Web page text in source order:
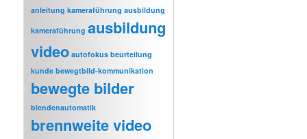
anleitung kameraführung ausbildung
kameraführung ausbildung
video autofokus beurteilung
kunde bewegtbild-kommunikation
bewegte bilder
blendenautomatik
brennweite video